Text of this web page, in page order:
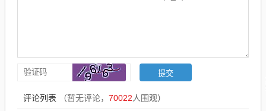
评论列表 （暂无评论， 70022人围观）